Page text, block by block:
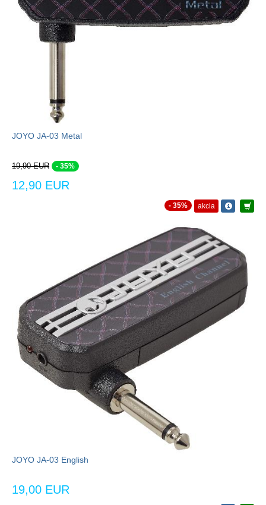
JOYO JA-03 Metal
19,90 EUR - 35%
12,90 EUR
- 35% akcia
JOYO JA-03 English
19,00 EUR